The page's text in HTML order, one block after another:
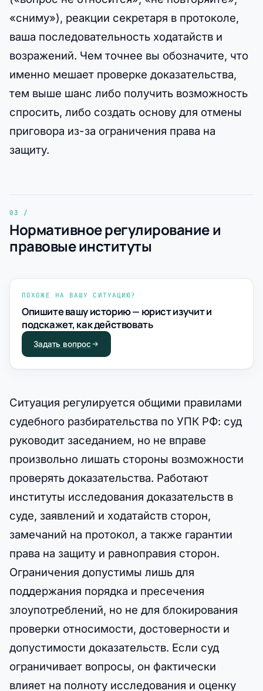
«сниму»), реакции секретаря в протоколе,
ваша последовательность ходатайств и
возражений. Чем точнее вы обозначите, что
именно мешает проверке доказательства,
тем выше шанс либо получить возможность
спросить, либо создать основу для отмены
приговора из-за ограничения права на
защиту.
Нормативное регулирование и
правовые институты
ПОХОЖЕ НА ВАШУ СИТУАЦИЮ?
Опишите вашу историю — юрист изучит и
подскажет, как действовать
Задать вопрос
Ситуация регулируется общими правилами
судебного разбирательства по УПК РФ: суд
руководит заседанием, но не вправе
произвольно лишать стороны возможности
проверять доказательства. Работают
институты исследования доказательств в
суде, заявлений и ходатайств сторон,
замечаний на протокол, а также гарантии
права на защиту и равноправия сторон.
Ограничения допустимы лишь для
поддержания порядка и пресечения
злоупотреблений, но не для блокирования
проверки относимости, достоверности и
допустимости доказательств. Если суд
ограничивает вопросы, он фактически
влияет на полноту исследования и оценку